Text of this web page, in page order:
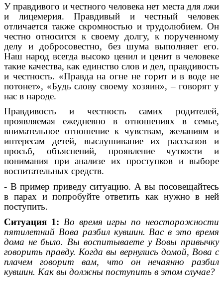
У правдивого и честного человека нет места для лжи
и лицемерия. Правдивый и честный человек
отличается также скромностью и трудолюбием. Он
честно относится к своему долгу, к порученному
делу и добросовестно, без шума выполняет его.
Наш народ всегда высоко ценил и ценит в человеке
такие качества, как единство слов и дел, правдивость
и честность. «Правда на огне не горит и в воде не
потонет», «Будь слову своему хозяин», – говорят у
нас в народе.
Правдивость и честность самих родителей,
проявляемая ежедневно в отношениях в семье,
внимательное отношение к чувствам, желаниям и
интересам детей, выслушивание их рассказов и
просьб, объяснений, проявление чуткости и
понимания при анализе их проступков и выборе
воспитательных средств.
- В пример приведу ситуацию. А вы посовещайтесь
в парах и попробуйте ответить как нужно в ней
поступить.
Ситуация 1: Во время игры по неосторожности
пятилетний Вова разбил кувшин. Вас в это время
дома не было. Вы воспитываете у Вовы привычку
говорить правду. Когда вы вернулись домой, Вова с
плачем говорит вам, что он нечаянно разбил
кувшин. Как вы должны поступить в этом случае?